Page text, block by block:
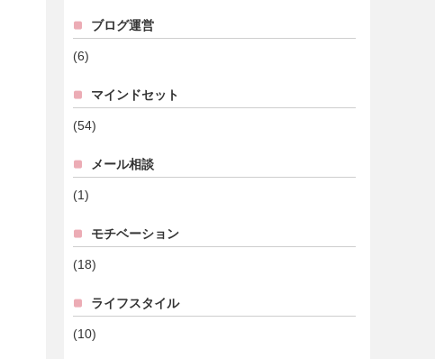
ブログ運営
(6)
マインドセット
(54)
メール相談
(1)
モチベーション
(18)
ライフスタイル
(10)